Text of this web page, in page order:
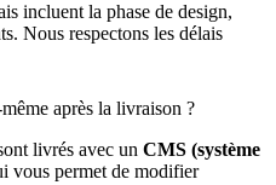
incluent la phase de design,
Nous respectons les délais
après la livraison ?
livrés avec un CMS (système
vous permet de modifier